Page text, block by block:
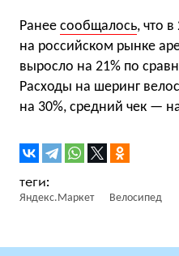
Ранее сообщалось, что
на российском рынке
выросло на 21% по
Расходы на шеринг
на 30%, средний чек —
Яндекс.Маркет Велосипед